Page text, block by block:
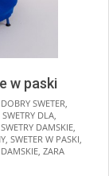
w paski
SWETER
SWETRY DLA
DAMSKIE
SWETER W PASKI
ZARA